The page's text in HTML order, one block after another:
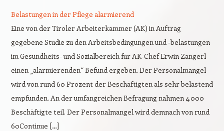
Belastungen in der Pflege alarmierend
Eine von der Tiroler Arbeiterkammer (AK) in Auftrag
gegebene Studie zu den Arbeitsbedingungen und -belastungen
im Gesundheits- und Sozialbereich für AK-Chef Erwin Zangerl
einen „alarmierenden“ Befund ergeben. Der Personalmangel
wird von rund 60 Prozent der Beschäftigten als sehr belastend
empfunden. An der umfangreichen Befragung nahmen 4.000
Beschäftigte teil. Der Personalmangel wird demnach von rund
60Continue […]